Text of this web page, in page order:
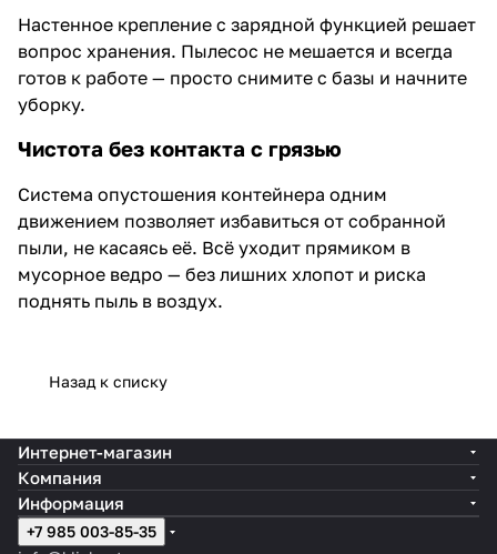
Настенное крепление с зарядной функцией решает
вопрос хранения. Пылесос не мешается и всегда
готов к работе — просто снимите с базы и начните
уборку.
Чистота без контакта с грязью
Система опустошения контейнера одним
движением позволяет избавиться от собранной
пыли, не касаясь её. Всё уходит прямиком в
мусорное ведро — без лишних хлопот и риска
поднять пыль в воздух.
Назад к списку
Интернет-магазин
Компания
Информация
+7 985 003-85-35